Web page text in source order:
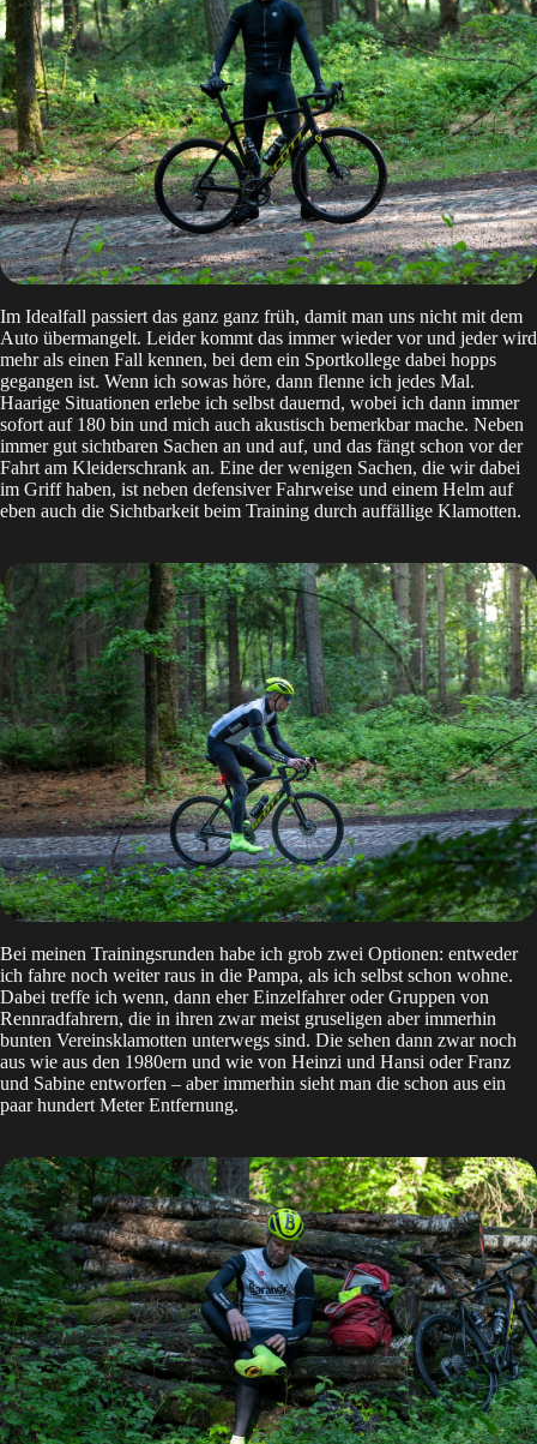
Im Idealfall passiert das ganz ganz früh, damit man uns nicht mit dem
Auto übermangelt. Leider kommt das immer wieder vor und jeder wird
mehr als einen Fall kennen, bei dem ein Sportkollege dabei hopps
gegangen ist. Wenn ich sowas höre, dann flenne ich jedes Mal.
Haarige Situationen erlebe ich selbst dauernd, wobei ich dann immer
sofort auf 180 bin und mich auch akustisch bemerkbar mache. Neben
immer gut sichtbaren Sachen an und auf, und das fängt schon vor der
Fahrt am Kleiderschrank an. Eine der wenigen Sachen, die wir dabei
im Griff haben, ist neben defensiver Fahrweise und einem Helm auf
eben auch die Sichtbarkeit beim Training durch auffällige Klamotten.
Bei meinen Trainingsrunden habe ich grob zwei Optionen: entweder
ich fahre noch weiter raus in die Pampa, als ich selbst schon wohne.
Dabei treffe ich wenn, dann eher Einzelfahrer oder Gruppen von
Rennradfahrern, die in ihren zwar meist gruseligen aber immerhin
bunten Vereinsklamotten unterwegs sind. Die sehen dann zwar noch
aus wie aus den 1980ern und wie von Heinzi und Hansi oder Franz
und Sabine entworfen – aber immerhin sieht man die schon aus ein
paar hundert Meter Entfernung.